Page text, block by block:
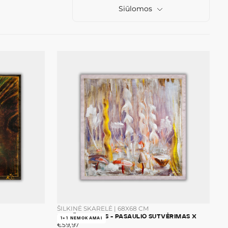
Siūlomos
ŠILKINĖ SKARELĖ | 68X68 CM
M.K. ČIURLIONIS - PASAULIO SUTVĖRIMAS X
1+1 NEMOKAMAI
€59,97
ĮPRASTA
€59,97